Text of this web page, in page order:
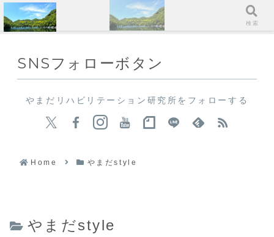
SNSフォローボタン
やまだリハビリテーション研究所をフォローする
Home やまだstyle
やまだstyle
メニュー 検索